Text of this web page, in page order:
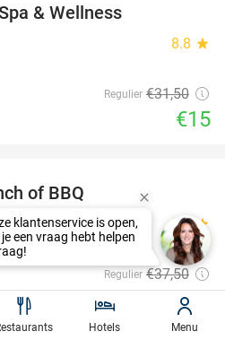
& Wellness
8.8 star
Regulier €31,50
€15
of BBQ
9.9star
Regulier €37,50
€26
favorite_border
Hotels Menu